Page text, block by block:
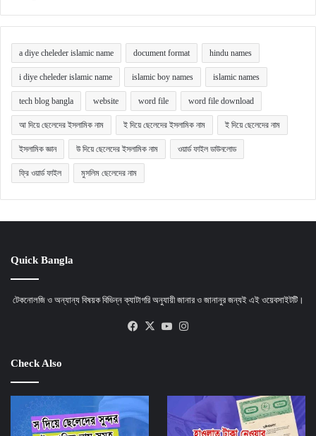
a diye cheleder islamic name document format hindu names
i diye cheleder islamic name islamic boy names islamic names
tech blog bangla website word file word file download
আ দিয়ে ছেলেদের ইসলামিক নাম ই দিয়ে ছেলেদের ইসলামিক নাম ই দিয়ে ছেলেদের নাম
ইসলামিক জ্ঞান উ দিয়ে ছেলেদের ইসলামিক নাম ওয়ার্ড ফাইল ডাউনলোড
ফ্রি ওয়ার্ড ফাইল মুসলিম ছেলেদের নাম
Quick Bangla
টেকনোলজি ও অন্যান্য বিষয়ক বিভিন্ন ক্যাটাগরি অনুযায়ী জানার ও জানানুর জন্যই এই ওয়েবসাইটটি।
Facebook
X YouTube
Check Also